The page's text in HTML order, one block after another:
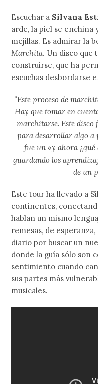
Escuchar a Silvana
arde, la piel se enchina
mejillas. Es admirar la
Marchita. Un disco que
construirse, que ha
escuchas desbordarse
“Este proceso de
Hay que tomar en
marchitarse. Este disco
para desarrollar algo
fue un «y ahora
guardando los
de un
Este tour ha llevado a
continentes,
hablan un mismo
remesas, de
diario por buscar un
donde la guía sólo son
sentimiento cuando
sus partes más
musicales.